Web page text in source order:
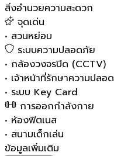
สิ่งอำนวยความสะดวก
จุดเด่น
• สวนหย่อม
ระบบความปลอดภัย
• กล้องวงจรปิด (CCTV)
• เจ้าหน้าที่รักษาความปล
• ระบบ Key Card
การออกกำลังกาย
• ห้องฟิตเนส
• สนามเด็กเล่น
ข้อมูลเพิ่มเติม